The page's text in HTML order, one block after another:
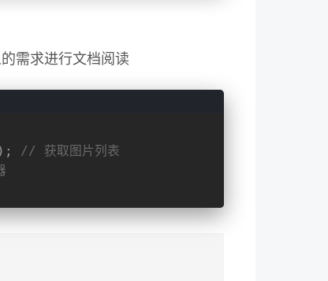
需求进行文档阅读
); // 获取图片列表